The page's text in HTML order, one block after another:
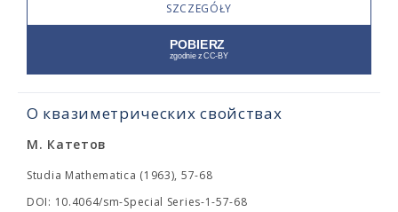
SZCZEGÓŁY
О квазиметрических свойствах
М. Катетов
Studia Mathematica (1963), 57-68
DOI: 10.4064/sm-Special Series-1-57-68